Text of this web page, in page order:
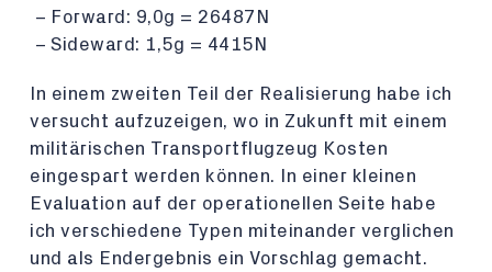
Forward: 9,0g = 26487N
Sideward: 1,5g = 4415N
In einem zweiten Teil der Realisierung habe ich
versucht aufzuzeigen, wo in Zukunft mit einem
militärischen Transportflugzeug Kosten
eingespart werden können. In einer kleinen
Evaluation auf der operationellen Seite habe
ich verschiedene Typen miteinander verglichen
und als Endergebnis ein Vorschlag gemacht.